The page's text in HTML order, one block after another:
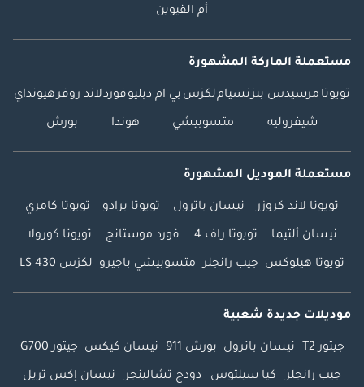
أم القيوين
مستعملة الماركة المشهورة
تويوتا مرسيدس بنزنسياملكزس بي ام دبليوفوردلاند روفرهيونداي
شيفروليه متسوبيشي هوندا بورش
مستعملة الموديل المشهورة
تويوتا لاند كروزر نيسان باترول تويوتا برادو تويوتا كامري
نيسان ألتيما تويوتا راف 4 فورد موستانج تويوتا كورولا
تويوتا هيلوكس جيب رانجلر متسوبيشي باجيرو لكزس LS 430
موديلات جديدة شعبية
جيتور T2 نيسان باترول بورش 911 نيسان كيكس جيتور G700
جيب رانجلر كيا سيلتوس دودج تشالينجر نيسان إكس تريل